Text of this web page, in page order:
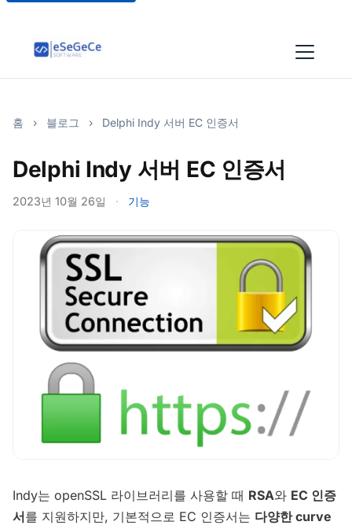
홈 › 블로그 › Delphi Indy 서버 EC 인증서
Delphi Indy 서버 EC 인증서
2023년 10월 26일 · 기능
Indy는 openSSL 라이브러리를 사용할 때 RSA와 EC 인증
서를 지원하지만, 기본적으로 EC 인증서는 다양한 curve